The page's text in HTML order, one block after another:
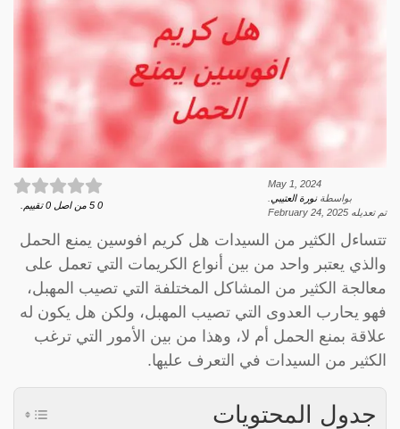
May 1, 2024
بواسطةنورة العتيبي
تم تعديله February 24, 2025
0
5 من اصل 0 تقييم.
تتساءل الكثير من السيدات هل كريم افوسين يمنع الحمل
والذي يعتبر واحد من بين أنواع الكريمات التي تعمل على
معالجة الكثير من المشاكل المختلفة التي تصيب المهبل،
فهو يحارب العدوى التي تصيب المهبل، ولكن هل يكون له
علاقة بمنع الحمل أم لا، وهذا من بين الأمور التي ترغب
الكثير من السيدات في التعرف عليها.
جدول المحتويات